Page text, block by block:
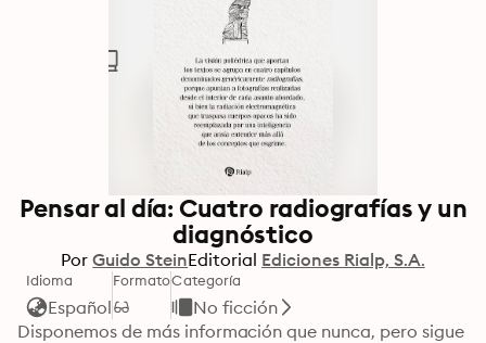
Pensar al día: Cuatro radiografías y un
diagnóstico
Por Guido SteinEditorial Ediciones Rialp, S.A.
Idioma
Español
FormatoCategoría
No ficción
Disponemos de más información que nunca, pero sigue